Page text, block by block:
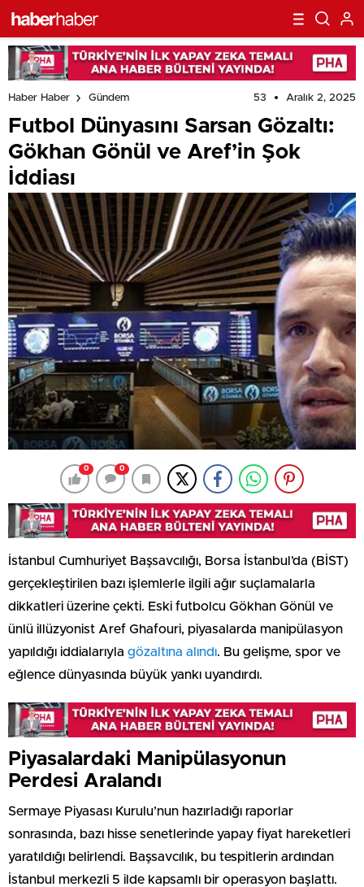
Haber Haber Gündem 53 Aralık 2, 2025
Futbol Dünyasını Sarsan Gözaltı:
Gökhan Gönül ve Aref’in Şok
İddiası
0 0
İstanbul Cumhuriyet Başsavcılığı, Borsa İstanbul’da (BİST)
gerçekleştirilen bazı işlemlerle ilgili ağır suçlamalarla
dikkatleri üzerine çekti. Eski futbolcu Gökhan Gönül ve
ünlü illüzyonist Aref Ghafouri, piyasalarda manipülasyon
yapıldığı iddialarıyla gözaltına alındı. Bu gelişme, spor ve
eğlence dünyasında büyük yankı uyandırdı.
Piyasalardaki Manipülasyonun
Perdesi Aralandı
Sermaye Piyasası Kurulu’nun hazırladığı raporlar
sonrasında, bazı hisse senetlerinde yapay fiyat hareketleri
yaratıldığı belirlendi. Başsavcılık, bu tespitlerin ardından
İstanbul merkezli 5 ilde kapsamlı bir operasyon başlattı.